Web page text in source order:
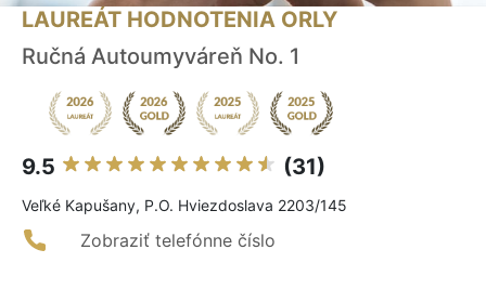
LAUREÁT HODNOTENIA ORLY
Ručná Autoumyváreň No. 1
9.5 (31)
Veľké Kapušany, P.O. Hviezdoslava 2203/145
Zobraziť telefónne číslo